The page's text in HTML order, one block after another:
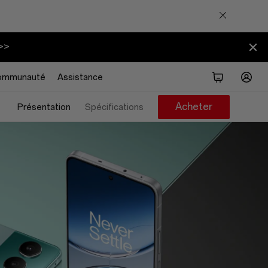
Assistance
Présentation Spécifications Acheter